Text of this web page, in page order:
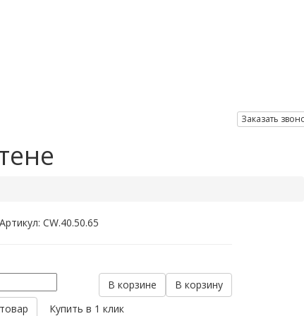
Заказать
Артикул: CW.40.50.65
В корзину
В корзине
Купить в 1 клик